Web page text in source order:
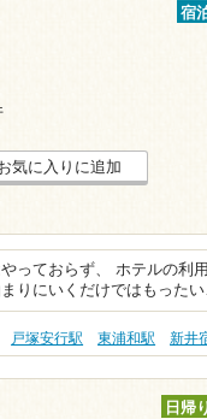
宿
気に入りに追加
っておらず、 ホテルの利
りにいくだけではもった
戸塚安行駅 東浦和駅 新井
日帰